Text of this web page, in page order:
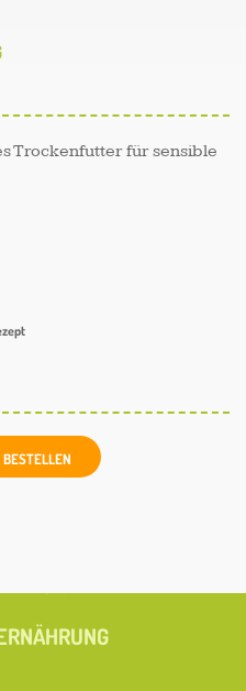
Trockenfutter für sensible